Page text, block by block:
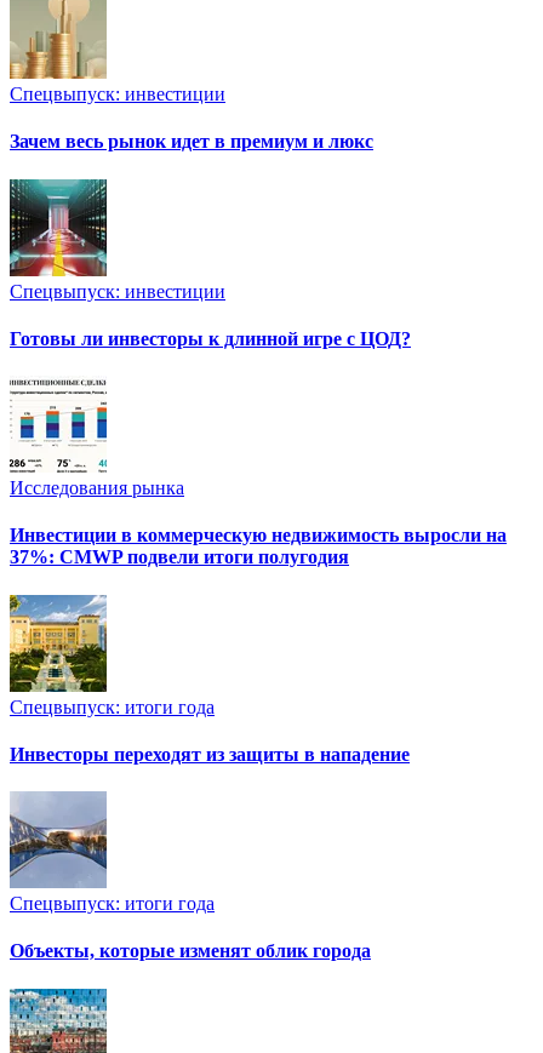
Спецвыпуск: инвестиции
Зачем весь рынок идет в премиум и люкс
Спецвыпуск: инвестиции
Готовы ли инвесторы к длинной игре с ЦОД?
Исследования рынка
Инвестиции в коммерческую недвижимость выросли на
37%: CMWP подвели итоги полугодия
Спецвыпуск: итоги года
Инвесторы переходят из защиты в нападение
Спецвыпуск: итоги года
Объекты, которые изменят облик города